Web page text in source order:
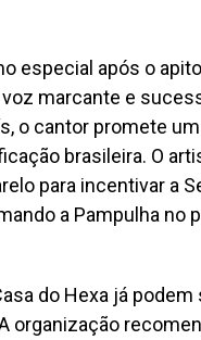
especial após o
marcante e
o cantor promete
brasileira. O
para incentivar a
a Pampulha no
do Hexa já
organização